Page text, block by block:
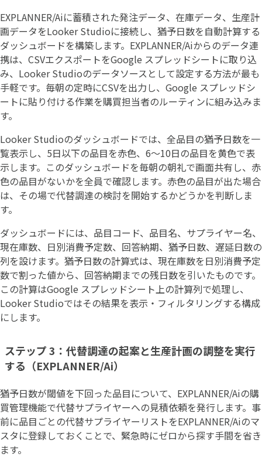
EXPLANNER/Aiに蓄積された発注データ、在庫データ、生産計
画データをLooker Studioに接続し、猶予日数を自動計算する
ダッシュボードを構築します。EXPLANNER/Aiからのデータ連
携は、CSVエクスポートをGoogle スプレッドシートに取り込
み、Looker Studioのデータソースとして設定する方法が最も
手軽です。毎朝の定時にCSVを出力し、Google スプレッドシ
ートに貼り付ける作業を購買担当者のルーティンに組み込みま
す。
Looker Studioのダッシュボードでは、全品目の猶予日数を一
覧表示し、5日以下の品目を赤色、6〜10日の品目を黄色で表
示します。このダッシュボードを毎朝の朝礼で画面共有し、赤
色の品目がないかを全員で確認します。赤色の品目が出た場合
は、その場で代替調達の検討を開始するかどうかを判断しま
す。
ダッシュボードには、品目コード、品目名、サプライヤー名、
現在庫数、日別消費予定数、回答納期、猶予日数、遅延日数の
列を設けます。猶予日数の計算式は、現在庫数を日別消費予定
数で割った値から、回答納期までの残日数を引いたものです。
この計算はGoogle スプレッドシート上の計算列で処理し、
Looker Studioではその結果を表示・フィルタリングする構成
にします。
ステップ 3：代替調達の起案と生産計画の調整を実行
する（EXPLANNER/Ai）
猶予日数が閾値を下回った品目について、EXPLANNER/Aiの購
買管理機能で代替サプライヤーへの見積依頼を発行します。事
前に品目ごとの代替サプライヤーリストをEXPLANNER/Aiのマ
スタに登録しておくことで、緊急時にゼロから探す手間を省き
ます。